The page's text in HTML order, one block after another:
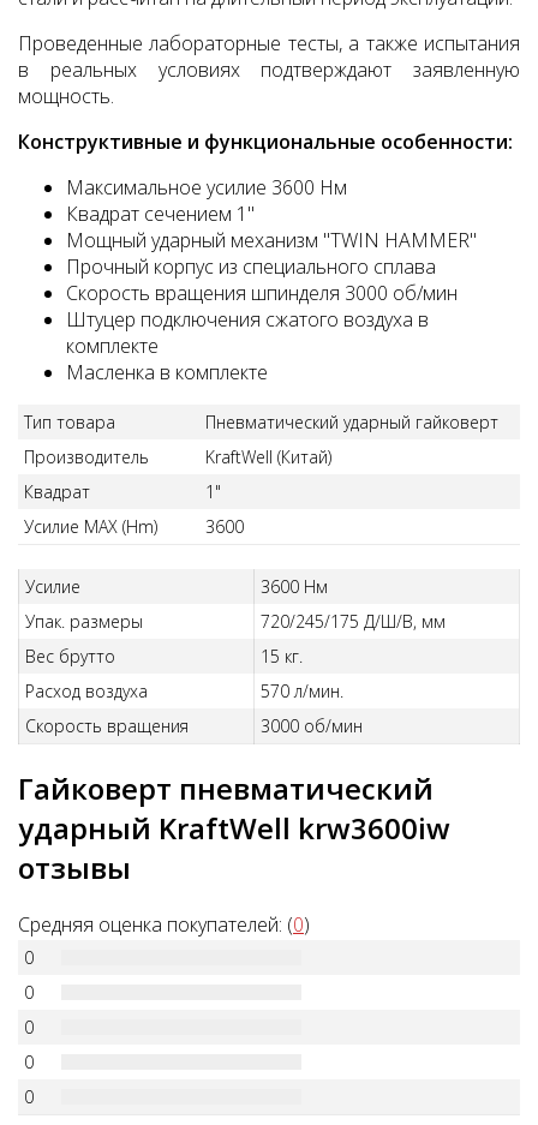
Проведенные лабораторные тесты, а также испытания
в реальных условиях подтверждают заявленную
мощность.
Конструктивные и функциональные особенности:
Максимальное усилие 3600 Нм
Квадрат сечением 1"
Мощный ударный механизм "TWIN HAMMER"
Прочный корпус из специального сплава
Скорость вращения шпинделя 3000 об/мин
Штуцер подключения сжатого воздуха в
комплекте
Масленка в комплекте
Тип товара
Пневматический ударный гайковерт
Производитель
KraftWell (Китай)
Квадрат
1"
Усилие MAX (Hm)
3600
Усилие
3600 Нм
Упак. размеры
720/245/175 Д/Ш/В, мм
Вес брутто
15 кг.
Расход воздуха
570 л/мин.
Скорость вращения
3000 об/мин
Гайковерт пневматический
ударный KraftWell krw3600iw
отзывы
Средняя оценка покупателей: (0)
0
0
0
0
0